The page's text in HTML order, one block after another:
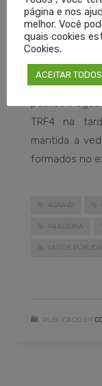
Rio Grande
O município
justificativas,
TRF4 na
mantida a
formados no
AGRAVO
PANDEMIA
SAÚDE PÚBLICA
PUBLICADO EM
página e nos
melhor. Você
quais cookies
Cookies.
ACEITAR TODOS